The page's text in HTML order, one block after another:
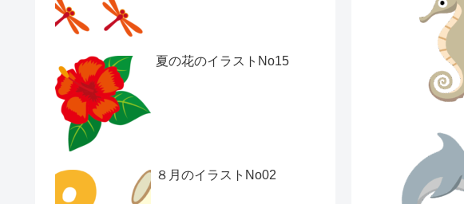
夏の花のイラストNo15
８月のイラストNo02